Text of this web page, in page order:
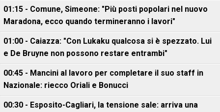
01:15 - Comune, Simeone: "Più posti popolari nel nuovo
Maradona, ecco quando termineranno i lavori"
01:00 - Caiazza: "Con Lukaku qualcosa si è spezzato. Lui
e De Bruyne non possono restare entrambi"
00:45 - Mancini al lavoro per completare il suo staff in
Nazionale: riecco Oriali e Bonucci
00:30 - Esposito-Cagliari, la tensione sale: arriva una